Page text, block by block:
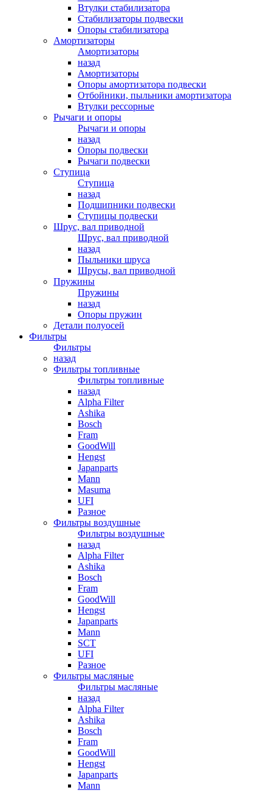
Втулки стабилизатора
Стабилизаторы подвески
Опоры стабилизатора
Амортизаторы
Амортизаторы
назад
Амортизаторы
Опоры амортизатора подвески
Отбойники, пыльники амортизатора
Втулки рессорные
Рычаги и опоры
Рычаги и опоры
назад
Опоры подвески
Рычаги подвески
Ступица
Ступица
назад
Подшипники подвески
Ступицы подвески
Шрус, вал приводной
Шрус, вал приводной
назад
Пыльники шруса
Шрусы, вал приводной
Пружины
Пружины
назад
Опоры пружин
Детали полуосей
Фильтры
Фильтры
назад
Фильтры топливные
Фильтры топливные
назад
Alpha Filter
Ashika
Bosch
Fram
GoodWill
Hengst
Japanparts
Mann
Masuma
UFI
Разное
Фильтры воздушные
Фильтры воздушные
назад
Alpha Filter
Ashika
Bosch
Fram
GoodWill
Hengst
Japanparts
Mann
SCT
UFI
Разное
Фильтры масляные
Фильтры масляные
назад
Alpha Filter
Ashika
Bosch
Fram
GoodWill
Hengst
Japanparts
Mann